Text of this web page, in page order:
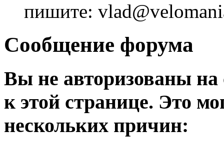
пишите:
Сообщение форума
Вы не авторизованы на
к этой странице. Это
нескольких причин: